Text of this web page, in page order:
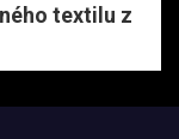
textilu z